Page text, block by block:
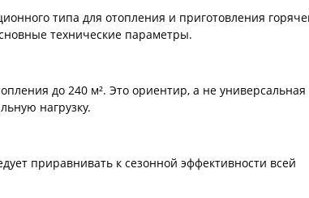
типа для отопления и приготовления
технические параметры.
до 240 м². Это ориентир, а не универсальная
нагрузку.
приравнивать к сезонной эффективности всей